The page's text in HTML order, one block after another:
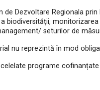
de Dezvoltare Regionala
biodiversităţii,
seturilor de
nu reprezintă în mod
programe